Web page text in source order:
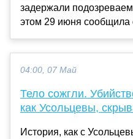
задержали
этом 29 июня сообщила
04:00, 07 Май
Тело сожгли.
как Усольцевы,
История, как с